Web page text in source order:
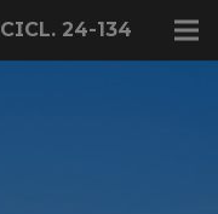
CICL. 24-134